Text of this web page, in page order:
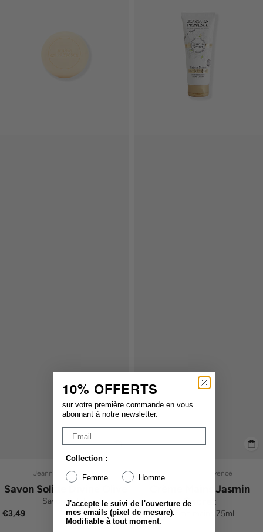
Jeanne En Provence
Savon Solide Divine Olive
Savon Solide
€3,49
Jeanne En Provence
Crème Mains Jasmin
Secret
Crème mains 75ml
€4,99
10% OFFERTS
sur votre première commande en vous
abonnant à notre newsletter.
Collection :
Femme Homme
J'accepte le suivi de l'ouverture de
mes emails (pixel de mesure).
Modifiable à tout moment.